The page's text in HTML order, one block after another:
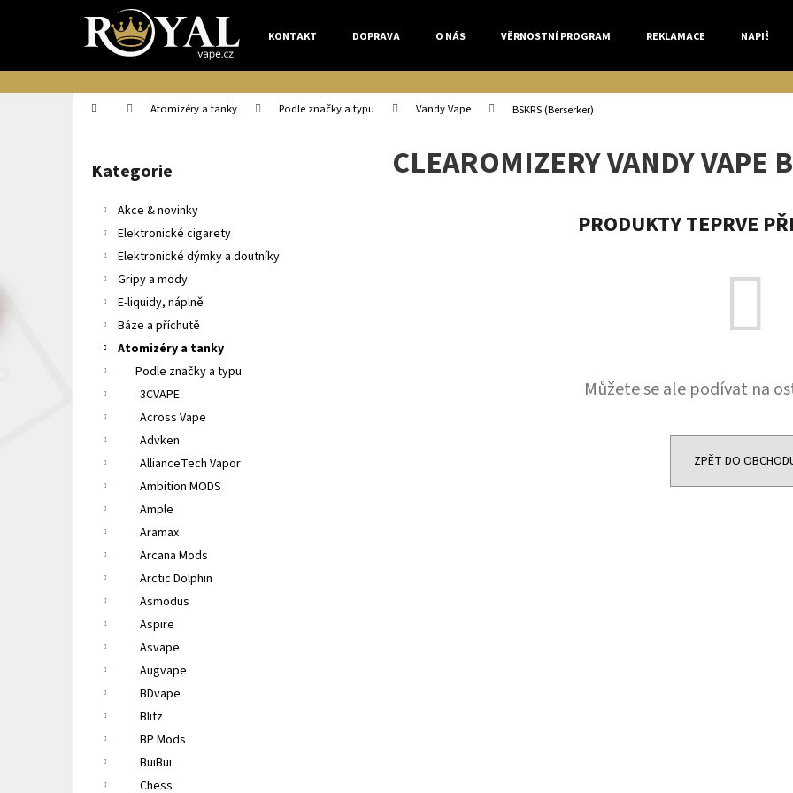
KONTAKT DOPRAVA O NÁS VĚRNOSTNÍ PROGRAM REKLAMACE NAPIŠTE
Domů Atomizéry a tanky Podle značky a typu Vandy Vape BSKRS (Berserker)
Přeskočit
kategorie
Kategorie
Akce & novinky
Elektronické cigarety
Elektronické dýmky a doutníky
Gripy a mody
E-liquidy, náplně
Báze a příchutě
Atomizéry a tanky
Podle značky a typu
3CVAPE
Across Vape
Advken
AllianceTech Vapor
Ambition MODS
Ample
Aramax
Arcana Mods
Arctic Dolphin
Asmodus
Aspire
Asvape
Augvape
BDvape
Blitz
BP Mods
BuiBui
Chess
CLEAROMIZERY VANDY VAPE
PRODUKTY TEPRVE
Můžete se ale podívat na
ZPĚT DO
í
k
Zpět
do
obchodu
Zpět
do
obchodu
Co potřebujete najít?
HLEDAT
LIQUA ELEMENTS APPLE 10ML 6MG
149 Kč
Původně:165 Kč
JOYETECH BF SS316 ATOMIZER 0,6OHM
DEKANG DESERT
Původně:195 Kč